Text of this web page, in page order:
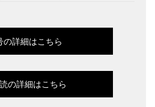
の詳細はこちら
の詳細はこちら